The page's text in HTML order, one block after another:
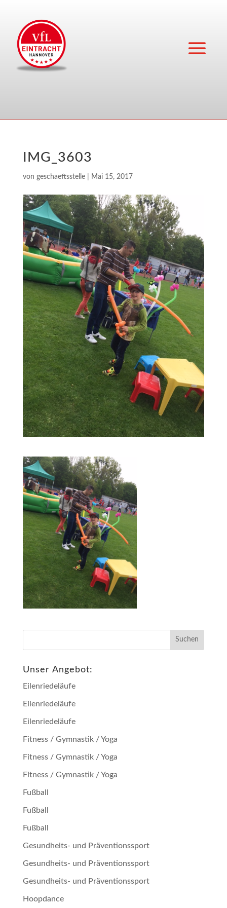
IMG_3603
von geschaeftsstelle| Mai 15, 2017
Unser Angebot:
Eilenriedeläufe
Eilenriedeläufe
Eilenriedeläufe
Fitness / Gymnastik / Yoga
Fitness / Gymnastik / Yoga
Fitness / Gymnastik / Yoga
Fußball
Fußball
Fußball
Gesundheits- und Präventionssport
Gesundheits- und Präventionssport
Gesundheits- und Präventionssport
Hoopdance